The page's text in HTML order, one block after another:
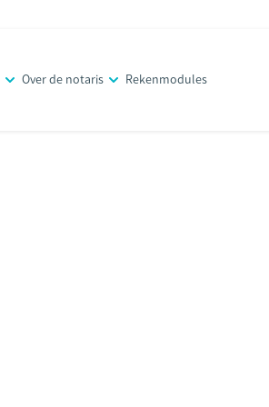
Over de notaris Rekenmodules